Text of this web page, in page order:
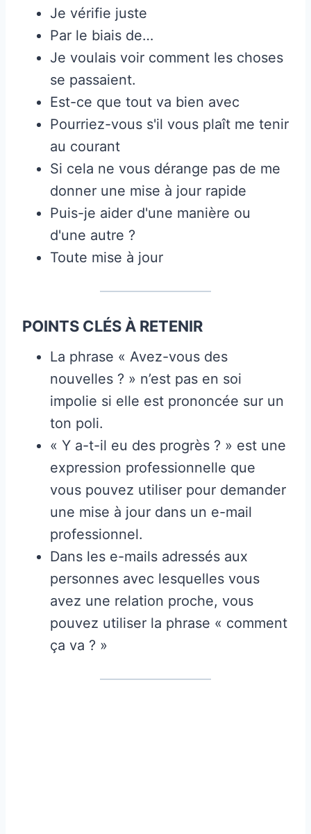
Je vérifie juste
Par le biais de…
Je voulais voir comment les choses
se passaient.
Est-ce que tout va bien avec
Pourriez-vous s'il vous plaît me tenir
au courant
Si cela ne vous dérange pas de me
donner une mise à jour rapide
Puis-je aider d'une manière ou
d'une autre ?
Toute mise à jour
POINTS CLÉS À RETENIR
La phrase « Avez-vous des
nouvelles ? » n’est pas en soi
impolie si elle est prononcée sur un
ton poli.
« Y a-t-il eu des progrès ? » est une
expression professionnelle que
vous pouvez utiliser pour demander
une mise à jour dans un e-mail
professionnel.
Dans les e-mails adressés aux
personnes avec lesquelles vous
avez une relation proche, vous
pouvez utiliser la phrase « comment
ça va ? »